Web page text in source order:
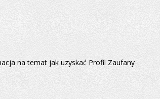
na temat jak uzyskać Profil Zaufany